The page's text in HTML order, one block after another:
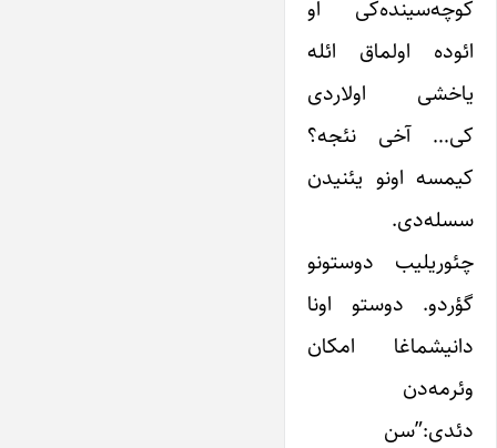
کوچه‌سینده‌کی او
ائوده اولماق ائله
یاخشی اولاردی
کی… آخی نئجه؟
کیمسه اونو یئنیدن
سسله‌دی.
چئوریلیب دوستونو
گؤردو. دوستو اونا
دانیشماغا امکان
وئرمه‌دن
دئدی:”سن